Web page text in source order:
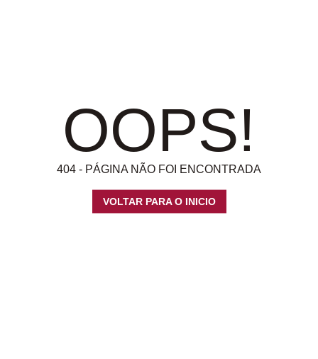
OOPS!
404 - PÁGINA NÃO FOI ENCONTRADA
VOLTAR PARA O INICIO